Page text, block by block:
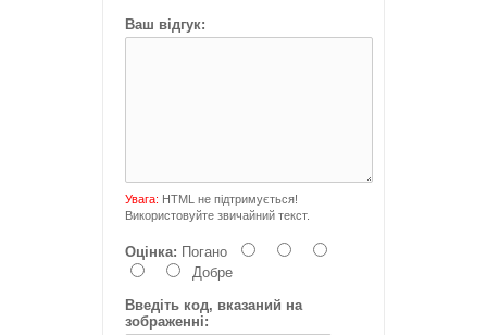
Ваш відгук:
Увага: HTML не підтримується!
Використовуйте звичайний текст.
Оцінка: Погано
Добре
Введіть код, вказаний на
зображенні: